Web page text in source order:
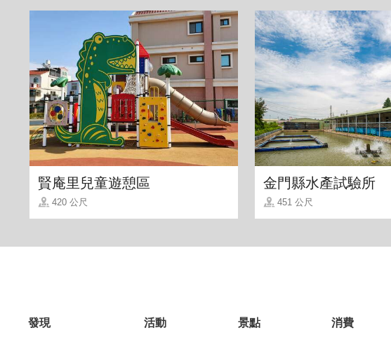
賢庵里兒童遊憩區
420 公尺
金門縣水產試驗所
451 公尺
發現 活動 景點 消費